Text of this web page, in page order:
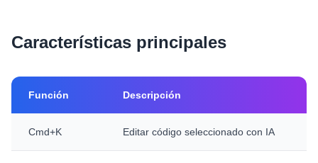
Características principales
Función Descripción
Cmd+K Editar código seleccionado con IA